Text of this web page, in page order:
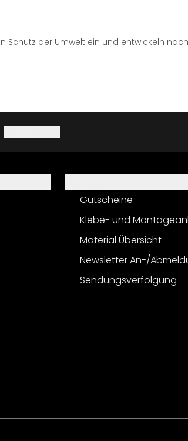
Schutz der Umwelt ein und entwickeln
·
Gutscheine
Klebe- und
Material Übersicht
Newsletter An-/
Sendungsverfolgung